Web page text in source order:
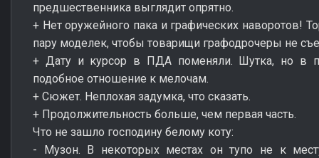
предшественника выглядит опрятно.
+ Нет оружейного пака и графических наворотов!
пару моделек, чтобы товарищи графодрочеры не
+ Дату и курсор в ПДА поменяли. Шутка, но в
подобное отношение к мелочам.
+ Сюжет. Неплохая задумка, что сказать.
+ Продолжительность больше, чем первая часть.
Что не зашло господину белому коту:
- Музон. В некоторых местах он тупо не к